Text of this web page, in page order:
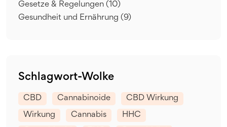
Gesetze & Regelungen (10)
Gesundheit und Ernährung (9)
Schlagwort-Wolke
CBD Cannabinoide CBD Wirkung
Wirkung Cannabis HHC